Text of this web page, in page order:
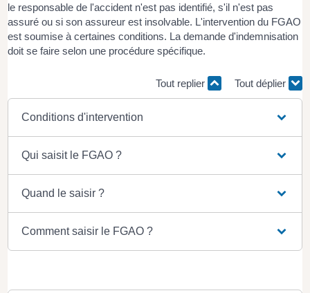
le responsable de l'accident n'est pas identifié, s'il n'est pas
assuré ou si son assureur est insolvable. L'intervention du FGAO
est soumise à certaines conditions. La demande d'indemnisation
doit se faire selon une procédure spécifique.
Tout replier Tout déplier
Conditions d'intervention
Qui saisit le FGAO ?
Quand le saisir ?
Comment saisir le FGAO ?